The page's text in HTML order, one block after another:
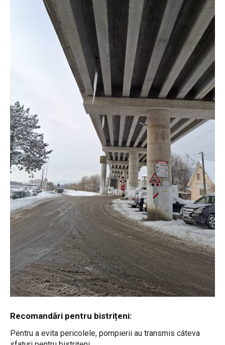
Recomandări pentru bistrițeni:
Pentru a evita pericolele, pompierii au transmis câteva